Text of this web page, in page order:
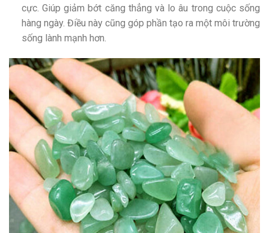
cực. Giúp giảm bớt căng thẳng và lo âu trong cuộc sống
hàng ngày. Điều này cũng góp phần tạo ra một môi trường
sống lành mạnh hơn.